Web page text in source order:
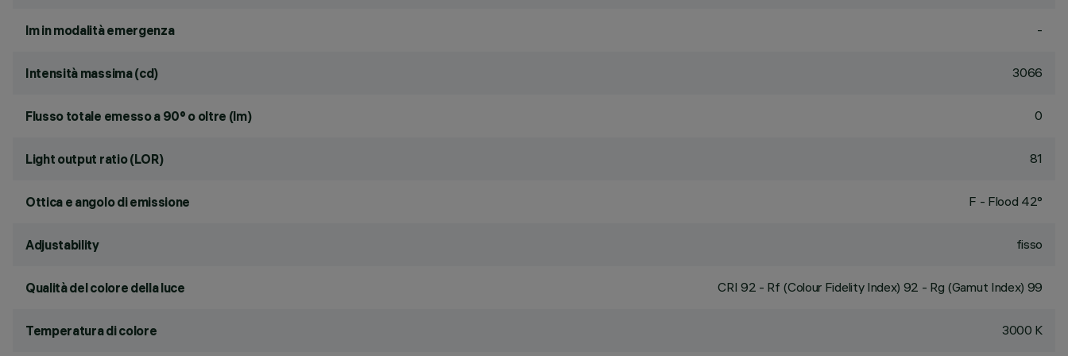
lm in modalità emergenza -
Intensità massima (cd) 3066
Flusso totale emesso a 90° o oltre (lm) 0
Light output ratio (LOR) 81
Ottica e angolo di emissione F - Flood 42°
Adjustability fisso
Qualità del colore della luce CRI 92 - Rf (Colour Fidelity Index) 92 - Rg (Gamut Index) 99
Temperatura di colore 3000 K